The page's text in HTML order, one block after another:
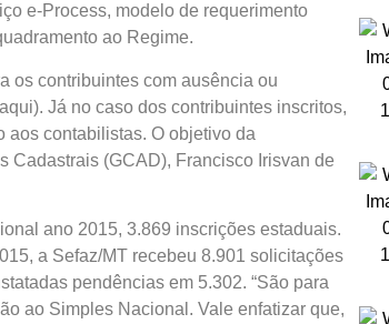
e-Process, modelo de requerimento
ao Regime.
os contribuintes com ausência ou
Já no caso dos contribuintes inscritos,
aos contabilistas. O objetivo da
Cadastrais (GCAD), Francisco Irisvan de
ano 2015, 3.869 inscrições estaduais.
a Sefaz/MT recebeu 8.901 solicitações
pendências em 5.302. “São para
ao Simples Nacional. Vale enfatizar que,